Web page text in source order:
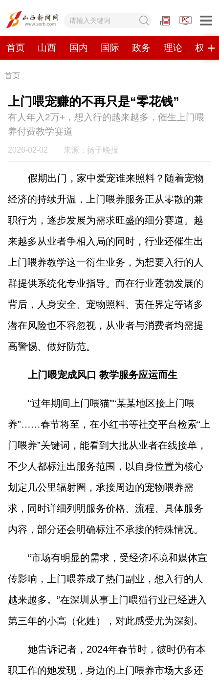
首页 山西 国内 国际 政务 理论 权威
网站地图
政务 理论 权威发布
视频 山西视觉志
数字报刊
山西日报 山西晚报 山西经济日报 山西农民报
山西市场导报 山西法治报
地方频道
晋中 阳泉 长治 晋城
临汾 运城
首页
上门喂宠赚的不再只是“零花钱”
有人年入2万+，想入行的越来越多，催生上门喂
养付费教学赛道
2026-02-02 来源：扬子晚报
假期出门，家中爱宠谁来照料？随着宠物
经济的持续升温，上门喂养服务正从零散的兼
职行为，逐步发展为需求旺盛的细分赛道。越
来越多从业者争相入局的同时，行业还催生出
上门喂养教学这一衍生业务，为想要入行的人
群提供系统化专业指导。而在行业蓬勃发展的
背后，人身安全、宠物照料、责任界定等诸多
潜在风险也不容忽视，从业者与消费者均需提
高警惕、做好防范。
上门喂宠成风口 教学服务应运而生
“过年期间上门喂猫”“某某地区接上门喂
养”……春节将至，在小红书等社交平台检索“上
门喂养”关键词，能看到大批从业者在线接单，
不少人都标注出服务范围，以自身位置为核心
划定几公里辐射圈，承接周边的宠物喂养需
求，同时详细列明服务价格、流程、具体服务
内容，部分还会明确标注不承接的特殊情况。
“市场有明显的需求，受经济环境和媒体宣
传影响，上门喂养成了热门副业，想入行的人
越来越多。”在深圳从事上门喂猫行业已经进入
第三年的小高（化姓），对此感受尤为深刻。
她告诉记者，2024年春节时，彼时仍有本
职工作的她发现，身边的上门喂养市场大多还